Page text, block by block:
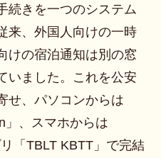
続きを一つのシステム
来、外国人向けの一時
けの宿泊通知は別の窓
いました。これを公安
せ、パソコンからは
」、スマホからは
「TBLT KBTT」で完結